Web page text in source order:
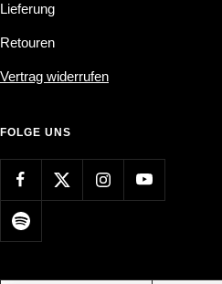
Lieferung
Retouren
Vertrag widerrufen
FOLGE UNS